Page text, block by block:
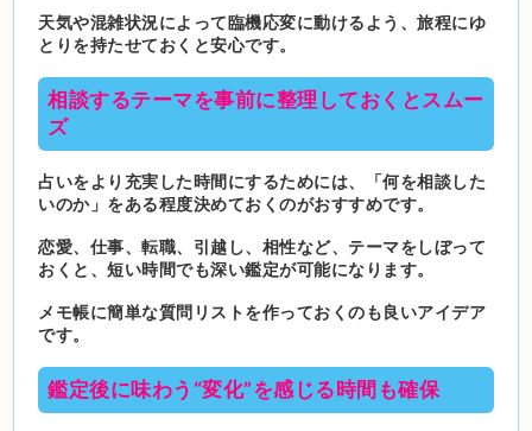
天気や混雑状況によって臨機応変に動けるよう、旅程にゆ
とりを持たせておくと安心です。
相談するテーマを事前に整理しておくとスムー
ズ
占いをより充実した時間にするためには、「何を相談した
いのか」をある程度決めておくのがおすすめです。
恋愛、仕事、転職、引越し、相性など、テーマをしぼって
おくと、短い時間でも深い鑑定が可能になります。
メモ帳に簡単な質問リストを作っておくのも良いアイデア
です。
鑑定後に味わう“変化”を感じる時間も確保